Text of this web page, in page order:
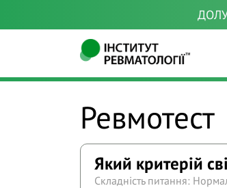
Ревмотест
Який критерій
Складність питання: